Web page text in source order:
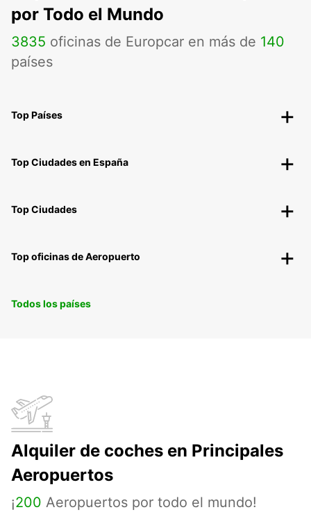
por Todo el Mundo
3835 oficinas de Europcar en más de 140
países
Top Países
Top Ciudades en España
Top Ciudades
Top oficinas de Aeropuerto
Todos los países
Alquiler de coches en Principales
Aeropuertos
¡200 Aeropuertos por todo el mundo!